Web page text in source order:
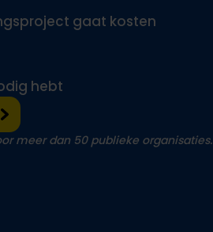
gaat kosten
hebt
meer dan 50 publieke organisaties.